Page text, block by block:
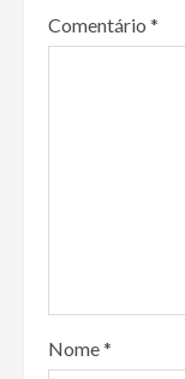
Comentário *
Nome*